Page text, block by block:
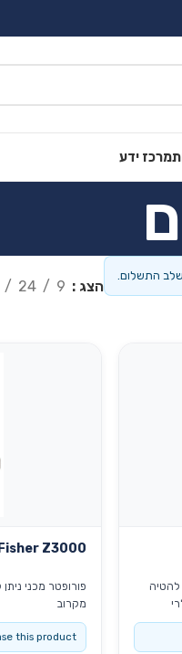
מרכז ידע
התשלום.
הצג 9
24
מגע צבעוני אפשרות להטיה
Z3000
מקרוב
this product.